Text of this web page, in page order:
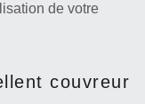
de votre
couvreur